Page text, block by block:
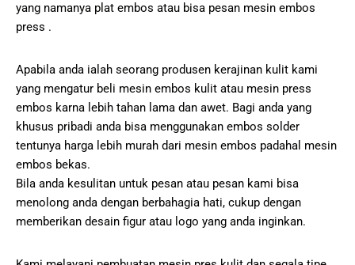
yang namanya plat embos atau bisa pesan mesin embos
press .
Apabila anda ialah seorang produsen kerajinan kulit kami
yang mengatur beli mesin embos kulit atau mesin press
embos karna lebih tahan lama dan awet. Bagi anda yang
khusus pribadi anda bisa menggunakan embos solder
tentunya harga lebih murah dari mesin embos padahal mesin
embos bekas.
Bila anda kesulitan untuk pesan atau pesan kami bisa
menolong anda dengan berbahagia hati, cukup dengan
memberikan desain figur atau logo yang anda inginkan.